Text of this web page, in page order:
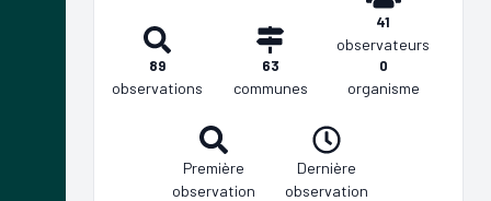
89
observations
63
communes
41
observateurs
0
organisme
Première
observation
Dernière
observation